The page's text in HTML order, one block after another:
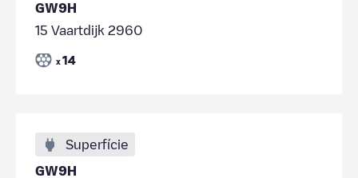
GW9H
15 Vaartdijk 2960
x 14
Superfície
GW9H